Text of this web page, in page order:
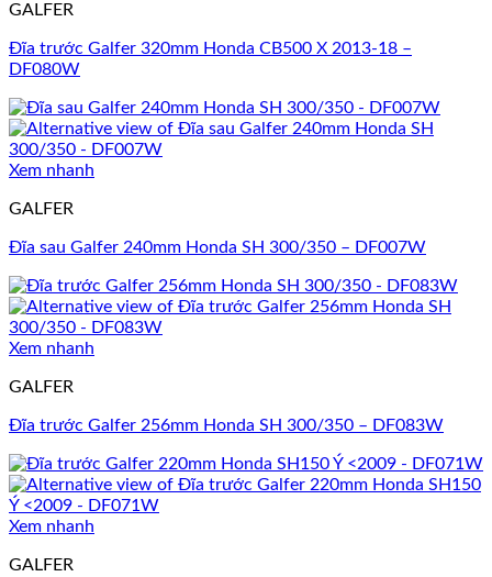
GALFER
Đĩa trước Galfer 320mm Honda CB500 X 2013-18 –
DF080W
Xem nhanh
GALFER
Đĩa sau Galfer 240mm Honda SH 300/350 – DF007W
Xem nhanh
GALFER
Đĩa trước Galfer 256mm Honda SH 300/350 – DF083W
Xem nhanh
GALFER